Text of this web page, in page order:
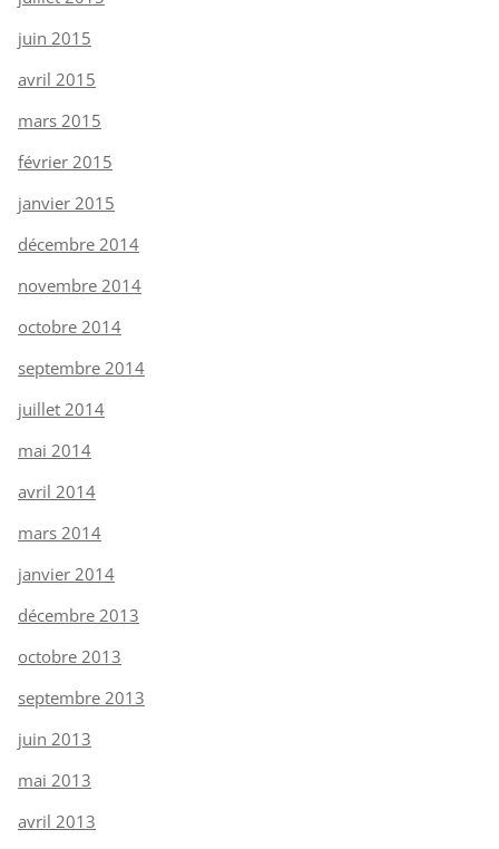
juin 2015
avril 2015
mars 2015
février 2015
janvier 2015
décembre 2014
novembre 2014
octobre 2014
septembre 2014
juillet 2014
mai 2014
avril 2014
mars 2014
janvier 2014
décembre 2013
octobre 2013
septembre 2013
juin 2013
mai 2013
avril 2013